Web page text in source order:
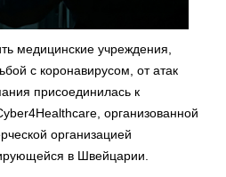
медицинские учреждения,
с коронавирусом, от атак
присоединилась к
организованной
организацией
в Швейцарии.